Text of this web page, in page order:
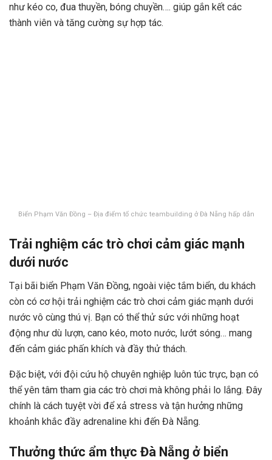
như kéo co, đua thuyền, bóng chuyền…. giúp gắn kết các
thành viên và tăng cường sự hợp tác.
Biển Phạm Văn Đồng – Địa điểm tổ chức teambuilding ở Đà Nẵng hấp dẫn
Trải nghiệm các trò chơi cảm giác mạnh
dưới nước
Tại bãi biển Phạm Văn Đồng, ngoài việc tắm biển, du khách
còn có cơ hội trải nghiệm các trò chơi cảm giác mạnh dưới
nước vô cùng thú vị. Bạn có thể thử sức với những hoạt
động như dù lượn, cano kéo, moto nước, lướt sóng… mang
đến cảm giác phấn khích và đầy thử thách.
Đặc biệt, với đội cứu hộ chuyên nghiệp luôn túc trực, bạn có
thể yên tâm tham gia các trò chơi mà không phải lo lắng. Đây
chính là cách tuyệt vời để xả stress và tận hưởng những
khoảnh khắc đầy adrenaline khi đến Đà Nẵng.
Thưởng thức ẩm thực Đà Nẵng ở biển